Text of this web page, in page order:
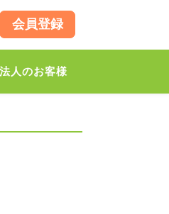
会員登録
法人のお客様